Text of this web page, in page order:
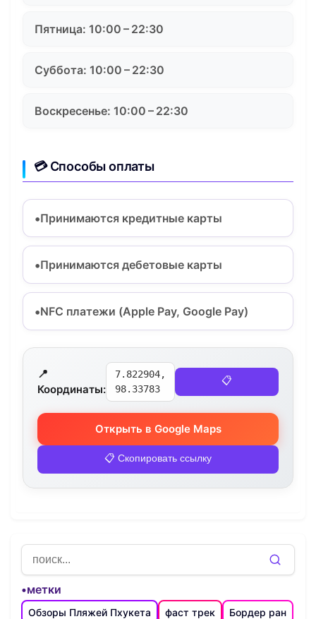
Пятница: 10:00 – 22:30
Суббота: 10:00 – 22:30
Воскресенье: 10:00 – 22:30
💳 Способы оплаты
Принимаются кредитные карты
Принимаются дебетовые карты
NFC платежи (Apple Pay, Google Pay)
📍
Координаты:
7.822904,
98.33783
📋
Открыть в Google Maps
📋 Скопировать ссылку
•метки
Обзоры Пляжей Пхукета фаст трек
Бордер ран